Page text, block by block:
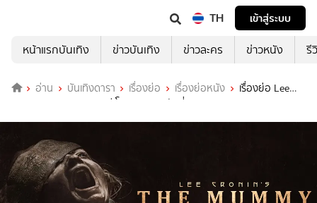
TH
เข้าสู่ระบบ
หน้าแรกบันเทิง
ข่าวบันเทิง ข่าวละคร ข่าวหนัง รี
อ่าน บันเทิงดารา เรื่องย่อ เรื่องย่อหนัง
เรื่องย่อ Lee
Cronin's The Mummy ลี โครนิน เดอะ มัมมี่